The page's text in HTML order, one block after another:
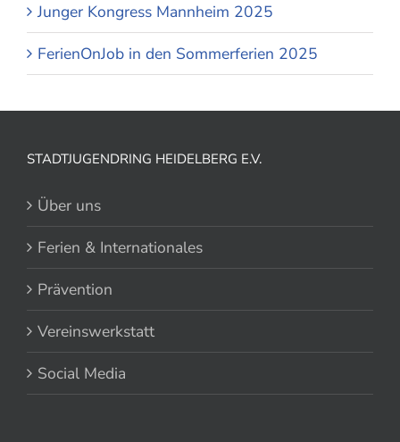
Junger Kongress Mannheim 2025
FerienOnJob in den Sommerferien 2025
STADTJUGENDRING HEIDELBERG E.V.
Über uns
Ferien & Internationales
Prävention
Vereinswerkstatt
Social Media